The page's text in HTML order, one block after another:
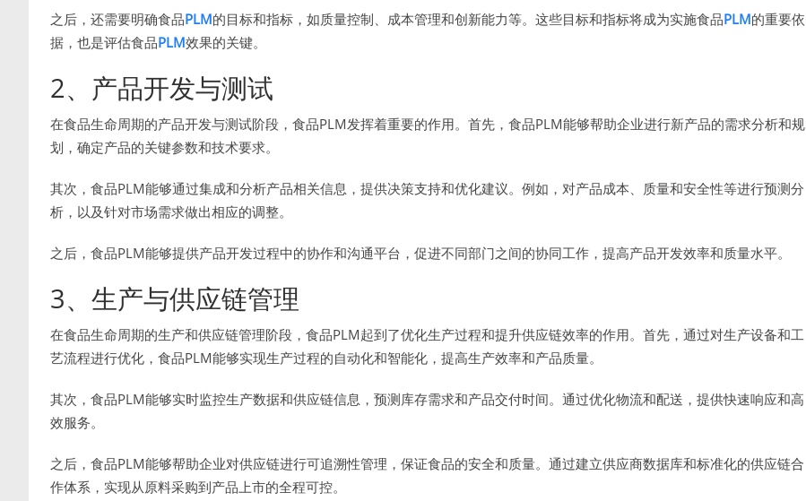
之后，还需要明确食品PLM的目标和指标，如质量控制、成本管理和创新能力等。这些目标和指标将成为实施食品PLM的重要依
据，也是评估食品PLM效果的关键。
2、产品开发与测试
在食品生命周期的产品开发与测试阶段，食品PLM发挥着重要的作用。首先，食品PLM能够帮助企业进行新产品的需求分析和规
划，确定产品的关键参数和技术要求。
其次，食品PLM能够通过集成和分析产品相关信息，提供决策支持和优化建议。例如，对产品成本、质量和安全性等进行预测分
析，以及针对市场需求做出相应的调整。
之后，食品PLM能够提供产品开发过程中的协作和沟通平台，促进不同部门之间的协同工作，提高产品开发效率和质量水平。
3、生产与供应链管理
在食品生命周期的生产和供应链管理阶段，食品PLM起到了优化生产过程和提升供应链效率的作用。首先，通过对生产设备和工
艺流程进行优化，食品PLM能够实现生产过程的自动化和智能化，提高生产效率和产品质量。
其次，食品PLM能够实时监控生产数据和供应链信息，预测库存需求和产品交付时间。通过优化物流和配送，提供快速响应和高
效服务。
之后，食品PLM能够帮助企业对供应链进行可追溯性管理，保证食品的安全和质量。通过建立供应商数据库和标准化的供应链合
作体系，实现从原料采购到产品上市的全程可控。